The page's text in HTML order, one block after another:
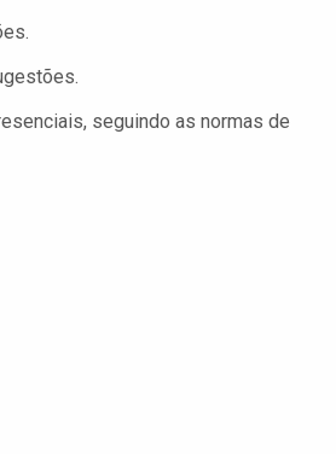
seguindo as normas de